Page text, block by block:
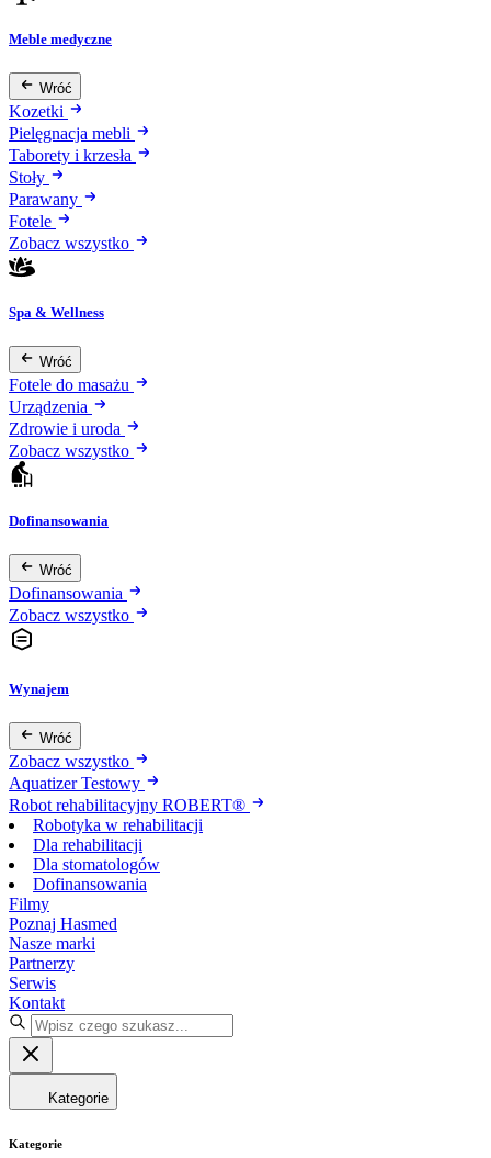
Meble medyczne
Wróć
Kozetki
Pielęgnacja mebli
Taborety i krzesła
Stoły
Parawany
Fotele
Zobacz wszystko
Spa & Wellness
Wróć
Fotele do masażu
Urządzenia
Zdrowie i uroda
Zobacz wszystko
Dofinansowania
Wróć
Dofinansowania
Zobacz wszystko
Wynajem
Wróć
Zobacz wszystko
Aquatizer Testowy
Robot rehabilitacyjny ROBERT®
Robotyka w rehabilitacji
Dla rehabilitacji
Dla stomatologów
Dofinansowania
Filmy
Poznaj Hasmed
Nasze marki
Partnerzy
Serwis
Kontakt
Kategorie
Kategorie